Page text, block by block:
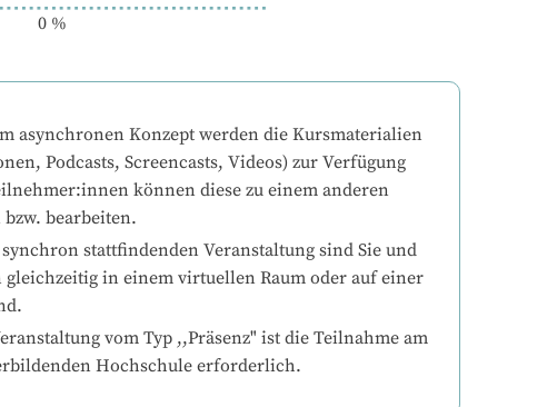
0%
asynchronen Konzept werden die Kursmaterialien
Podcasts, Screencasts, Videos) zur Verfügung
können diese zu einem anderen
bearbeiten.
stattfindenden Veranstaltung sind Sie und
gleichzeitig in einem virtuellen Raum oder auf einer
vom Typ ,,Präsenz" ist die Teilnahme am
Hochschule erforderlich.